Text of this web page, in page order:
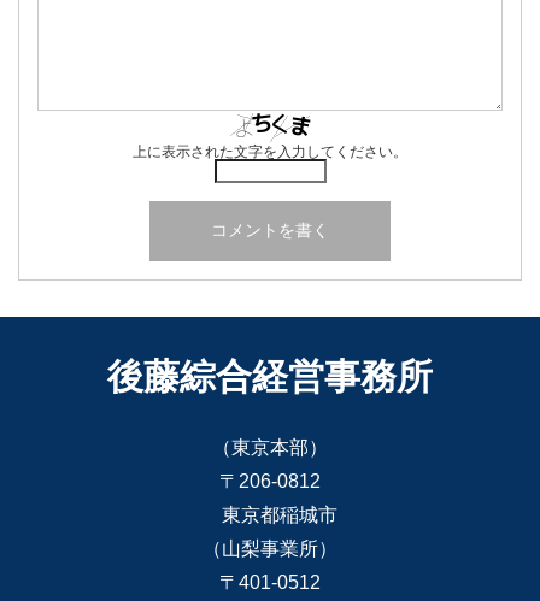
上に表示された文字を入力してください。
後藤綜合経営事務所
（東京本部）
〒206-0812
東京都稲城市
（山梨事業所）
〒401-0512